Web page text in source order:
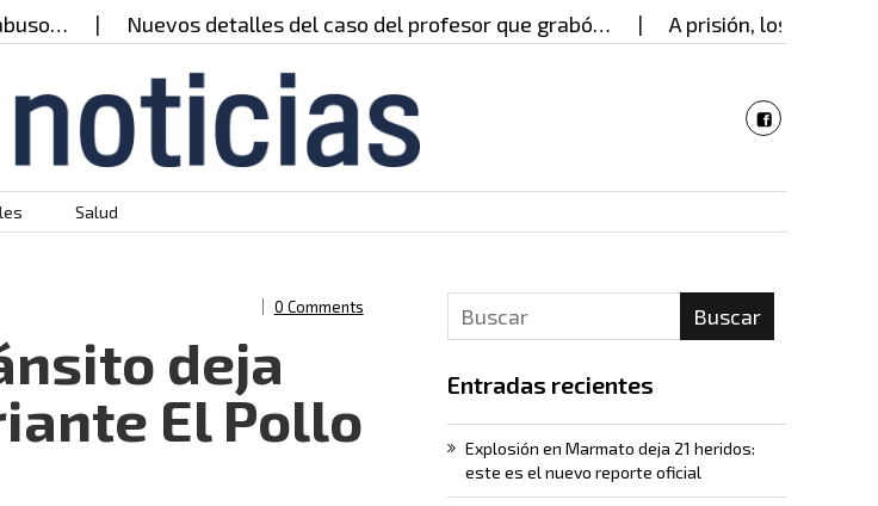
Nuevos detalles del caso del profesor que grabó… A prisión, los presuntos
Salud
0 Comments
deja
El Pollo
Buscar
Entradas recientes
Explosión en Marmato deja 21 heridos:
este es el nuevo reporte oficial